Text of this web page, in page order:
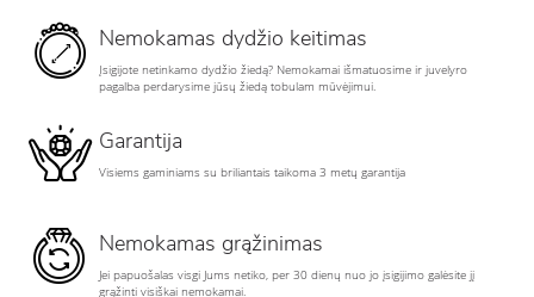
Nemokamas dydžio keitimas
Įsigijote netinkamo dydžio žiedą? Nemokamai išmatuosime ir juvelyro
pagalba perdarysime jūsų žiedą tobulam mūvėjimui.
Garantija
Visiems gaminiams su briliantais taikoma 3 metų garantija
Nemokamas grąžinimas
Jei papuošalas visgi Jums netiko, per 30 dienų nuo jo įsigijimo galėsite jį
grąžinti visiškai nemokamai.